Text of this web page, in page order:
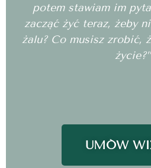
potem stawiam im
zacząć żyć teraz, żeby
żalu? Co musisz zrobić,
życie?”
UMÓW